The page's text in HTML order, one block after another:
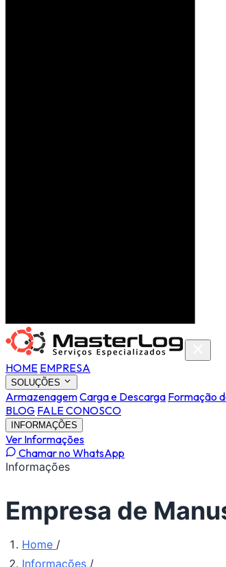
HOME EMPRESA
SOLUÇÕES
ArmazenagemCarga e Descarga Formação
BLOG FALE CONOSCO
INFORMAÇÕES
Ver Informações
Chamar no WhatsApp
Informações
Empresa de
Home /
Informações /